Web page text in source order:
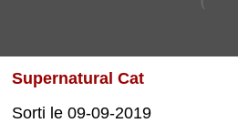
Supernatural Cat
Sorti le 09-09-2019